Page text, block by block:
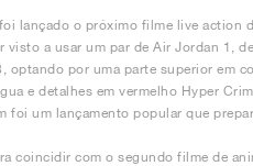
lançado o próximo filme live
a usar um par de Air Jordan 1,
optando por uma parte superior em
e detalhes em vermelho Hyper
foi um lançamento popular que
coincidir com o segundo filme de